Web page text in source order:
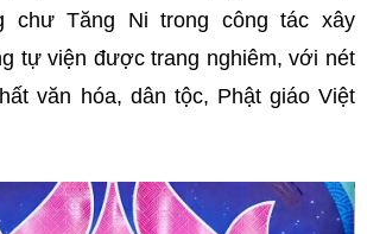
chư Tăng Ni trong công tác xây
tự viện được trang nghiêm, với nét
văn hóa, dân tộc, Phật giáo Việt